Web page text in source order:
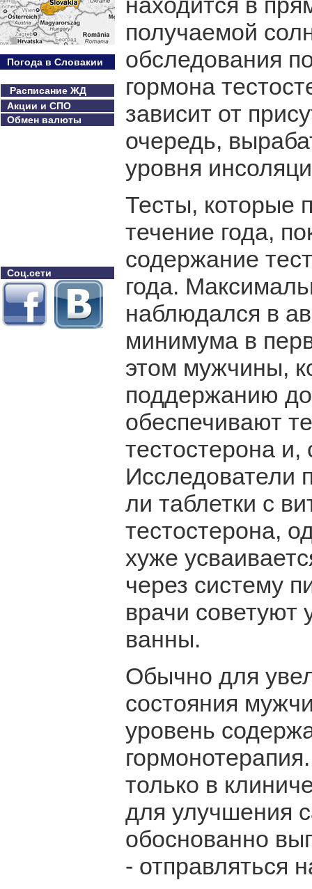
Погода в Словакии
Расписание ЖД
Акции и СПО
Обмен валюты
Соц.сети
получаемой
обследования
гормона
зависит от
очередь,
уровня
Тесты, которые
течение года,
содержание
года.
наблюдался в
минимума в
этом мужчины,
поддержанию
обеспечивают
тестостерона и,
Исследователи
ли таблетки с
тестостерона,
хуже
через систему
врачи советуют
ванны.
Обычно для
состояния
уровень
только в
для улучшения
обоснованно
- отправляться